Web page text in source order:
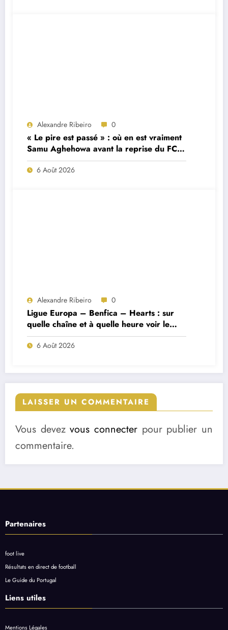
Alexandre Ribeiro 0
« Le pire est passé » : où en est vraiment
Samu Aghehowa avant la reprise du FC
Porto ?
6 Août 2026
Alexandre Ribeiro 0
Ligue Europa – Benfica – Hearts : sur
quelle chaîne et à quelle heure voir le
match ?
6 Août 2026
LAISSER UN COMMENTAIRE
Vous devezvous connecter pour publier un
commentaire.
Partenaires
foot live
Résultats en direct de football
Le Guide du Portugal
Liens utiles
Mentions Légales